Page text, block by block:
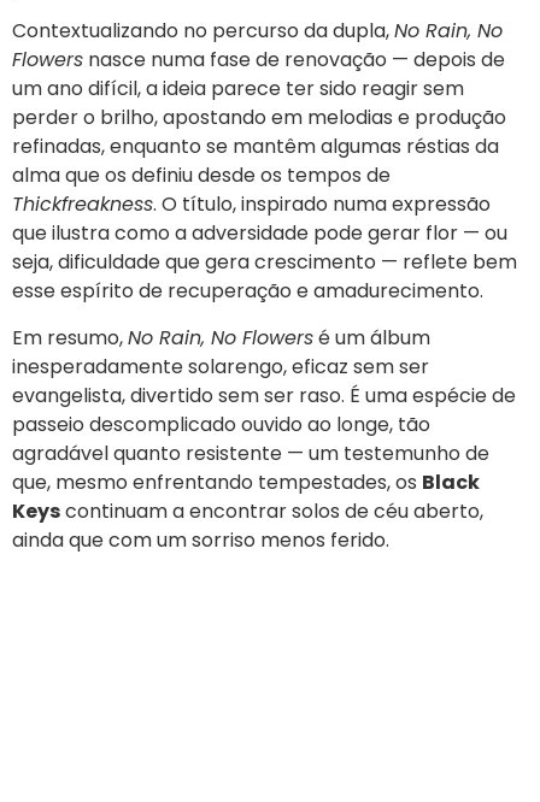
Contextualizando no percurso da dupla,No Rain, No
Flowers nasce numa fase de renovação — depois de
um ano difícil, a ideia parece ter sido reagir sem
perder o brilho, apostando em melodias e produção
refinadas, enquanto se mantêm algumas réstias da
alma que os definiu desde os tempos de
Thickfreakness. O título, inspirado numa expressão
que ilustra como a adversidade pode gerar flor — ou
seja, dificuldade que gera crescimento — reflete bem
esse espírito de recuperação e amadurecimento.
Em resumo,No Rain, No Flowersé um álbum
inesperadamente solarengo, eficaz sem ser
evangelista, divertido sem ser raso. É uma espécie de
passeio descomplicado ouvido ao longe, tão
agradável quanto resistente — um testemunho de
que, mesmo enfrentando tempestades, os Black
Keyscontinuam a encontrar solos de céu aberto,
ainda que com um sorriso menos ferido.